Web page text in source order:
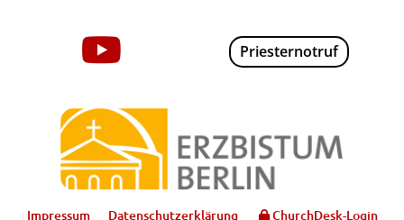
Priesternotruf
Impressum Datenschutzerklärung ChurchDesk-Login